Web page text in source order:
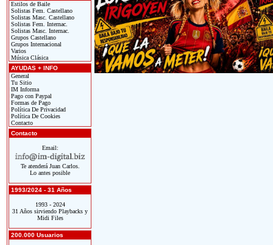
Estilos de Baile
Solistas Fem. Castellano
Solistas Masc. Castellano
Solistas Fem. Internac.
Solistas Masc. Internac.
Grupos Castellano
Grupos Internacional
Varios
Música Clásica
AYUDAS + INFO
General
Tu Sitio
IM Informa
Pago con Paypal
Formas de Pago
Política De Privacidad
Política De Cookies
Contacto
Contacto
Email:
Te atenderá Juan Carlos.
Lo antes posible
1993/2024 - 31 Años
1993 - 2024
31 Años sirviendo Playbacks y
Midi Files
200.000 Usuarios